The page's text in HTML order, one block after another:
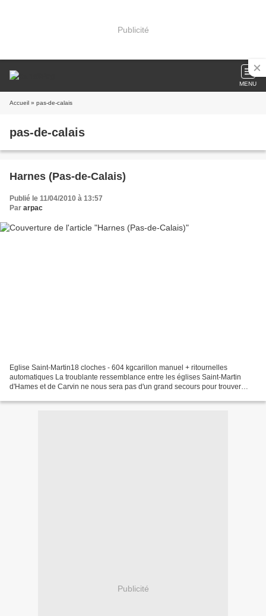
Publicité
MENU
Accueil » pas-de-calais
pas-de-calais
Harnes (Pas-de-Calais)
Publié le 11/04/2010 à 13:57
Par arpac
Eglise Saint-Martin18 cloches - 604 kgcarillon manuel + ritournelles
automatiques La troublante ressemblance entre les églises Saint-Martin
d'Hames et de Carvin ne nous sera pas d'un grand secours pour trouver
Publicité